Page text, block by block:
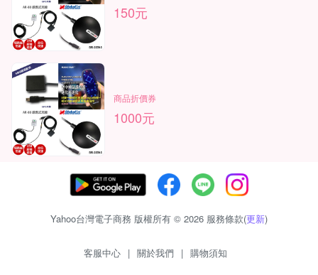
150元
商品折價券
1000元
Yahoo台灣電子商務 版權所有 © 2026 服務條款(更新)
客服中心 | 關於我們 | 購物須知